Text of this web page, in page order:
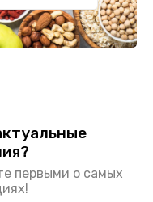
первыми о самых